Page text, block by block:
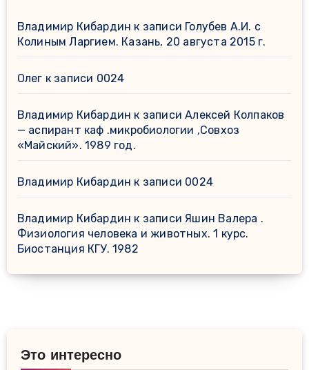
Владимир Кибардин к записи Голубев А.И. с
Колиным Ларгием. Казань, 20 августа 2015 г.
Олег к записи 0024
Владимир Кибардин к записиАлексей Колпаков
— аспирант каф .микробиологии ,Совхоз
«Майский». 1989 год.
Владимир Кибардин к записи 0024
Владимир Кибардин к записи Яшин Валера .
Физиология человека и животных. 1 курс.
Биостанция КГУ. 1982
Это интересно